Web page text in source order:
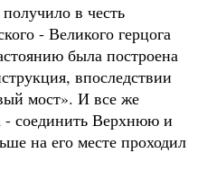
в честь
- Великого герцога
была построена
впоследствии
мост». И все же
- соединить Верхнюю и
на его месте проходил